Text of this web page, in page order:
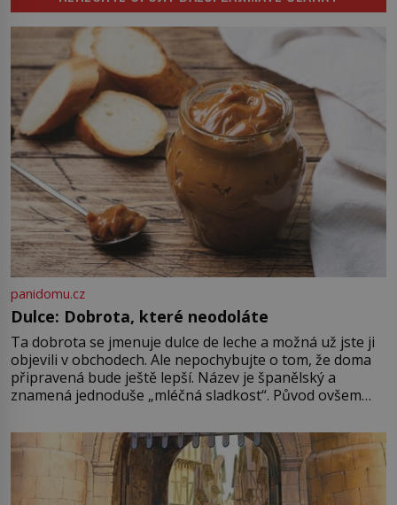
jsou pryč. Nadobro a navždycky!
Kapitán John White (asi 1539–1593)
v srpnu 1587 naposledy zamává
své právě narozené vnučce a
vstoupí na palubu. Nechce […]
panidomu.cz
Dulce: Dobrota, které neodoláte
Ta dobrota se jmenuje dulce de leche a možná už jste ji
objevili v obchodech. Ale nepochybujte o tom, že doma
připravená bude ještě lepší. Název je španělský a
znamená jednoduše „mléčná sladkost“. Původ ovšem
pře hned několik latinskoamerických zemí a k tomu
Francie, kde se traduje,